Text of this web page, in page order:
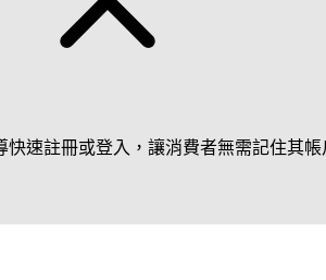
快速註冊或登入，讓消費者無需記住其帳